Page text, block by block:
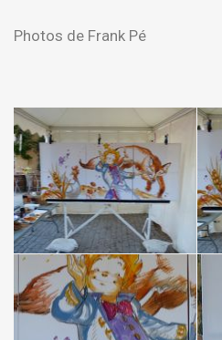
Photos de Frank Pé